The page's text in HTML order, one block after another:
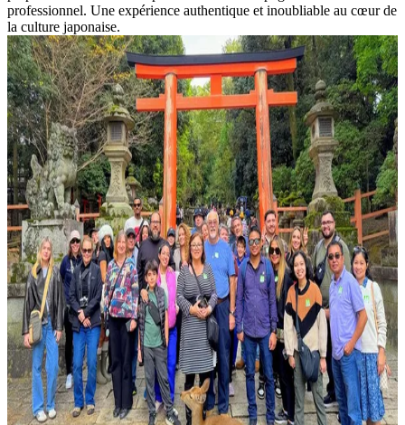
professionnel. Une expérience authentique et inoubliable au cœur de
la culture japonaise.